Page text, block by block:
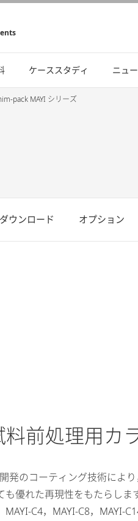
ケーススタディ ニュ
pack MAYI シリーズ
ダウンロード オプション
前処理用カ
発のコーティング技術によ
優れた再現性をもたらしま
C4，MAYI-C8，MAYI-